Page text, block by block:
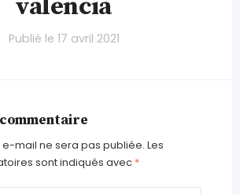
valencia
Publié le 17 avril 2021
mail ne sera pas publiée. Les
sont indiqués avec *